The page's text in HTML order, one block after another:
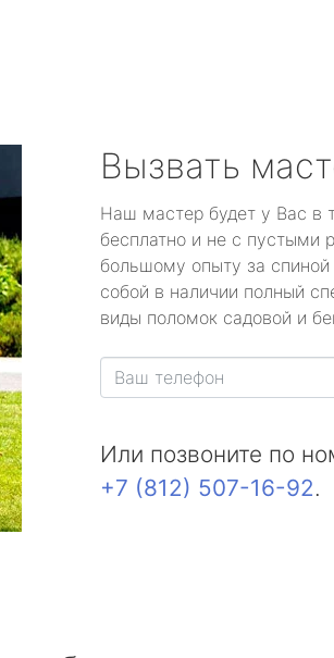
Вызвать
Наш мастер будет у Вас в
бесплатно и не с пустыми
большому опыту за спиной
собой в наличии полный
виды поломок садовой и
Или позвоните по
+7 (812) 507-16-92.